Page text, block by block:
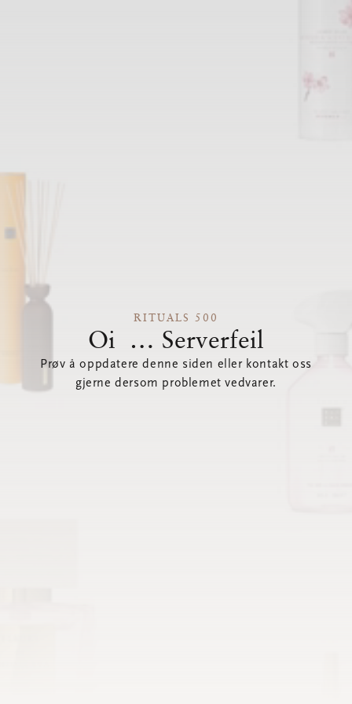
RITUALS 500
Oi … Serverfeil
Prøv å oppdatere denne siden eller kontakt oss
gjerne dersom problemet vedvarer.